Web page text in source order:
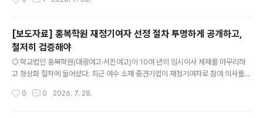
치료, 사랑니 발치 등 일정 수준의 임상실습(교육과정 이수)을 해야 한다. 그러나 대
지역 온라인 커뮤니티를 통해 직접 환자를 구하는 행태가 반복되고 있다.별첨1 참고
>사례 1: 전남대 치과대학생의 '무료 치과검진, 사랑니 발치 관련 환자 모집‘ 글이 수
시로 게시됨.사례 2: 조선대 치과대학생이 ‘(무료 구강검진 및 진료 시) 왕복 차량 운
행까지 해드리겠다'는 등 편의를 제공하는 글이..
[보도자료] 홍복학원 재정기여자 선정 절차 투명하게 공개하고,
철저히 검증해야
○ 학교법인 홍복학원(대광여고·서진여고)이 10여 년의 임시이사 체제를 마무리하
고 정상화 절차에 들어섰다. 최근 여수 소재 중견기업이 재정기여자로 참여 의사를
그러나 우리단체에 공개한 정상화 추진계획서는 재정기여 의향자 관련 정보가 모두
0 0 2026. 7. 28.